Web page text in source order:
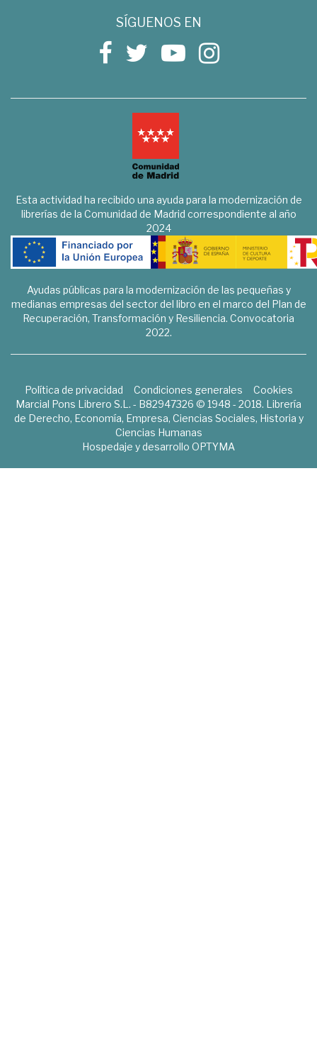
SÍGUENOS EN
Esta actividad ha recibido una ayuda para la modernización de
librerías de la Comunidad de Madrid correspondiente al año
2024
Ayudas públicas para la modernización de las pequeñas y
medianas empresas del sector del libro en el marco del Plan de
Recuperación, Transformación y Resiliencia. Convocatoria
2022.
Política de privacidad Condiciones generales
Cookies
Marcial Pons Librero S.L. - B82947326 © 1948 - 2018. Librería
de Derecho, Economía, Empresa, Ciencias Sociales, Historia y
Ciencias Humanas
Hospedaje y desarrollo OPTYMA